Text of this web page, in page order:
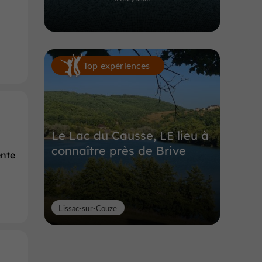
Top expériences
Le Lac du Causse, LE lieu à
connaître près de Brive
Lissac-sur-Couze